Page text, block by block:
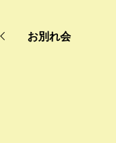
お別れ会